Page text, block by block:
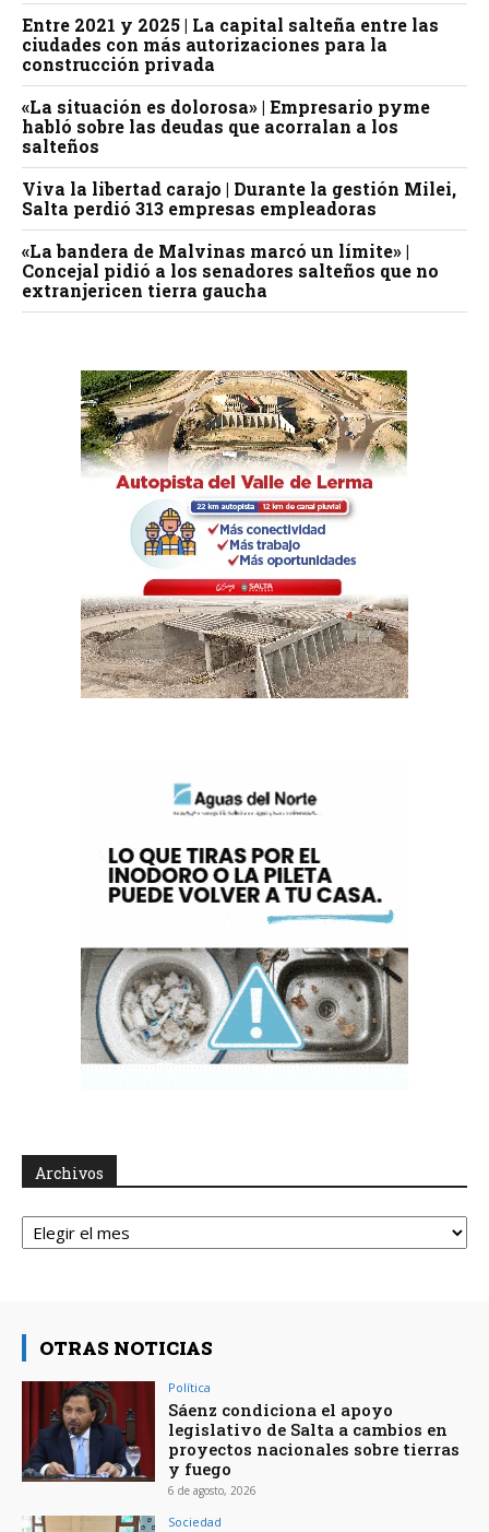
Entre 2021 y 2025 | La capital salteña entre las
ciudades con más autorizaciones para la
construcción privada
«La situación es dolorosa» | Empresario pyme
habló sobre las deudas que acorralan a los
salteños
Viva la libertad carajo | Durante la gestión Milei,
Salta perdió 313 empresas empleadoras
«La bandera de Malvinas marcó un límite» |
Concejal pidió a los senadores salteños que no
extranjericen tierra gaucha
Archivos
Archivos
OTRAS NOTICIAS
Política
Sáenz condiciona el apoyo
legislativo de Salta a cambios en
proyectos nacionales sobre tierras
y fuego
6 de agosto, 2026
Sociedad